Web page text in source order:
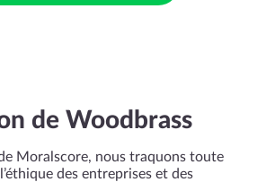
de Woodbrass
Moralscore, nous traquons toute
des entreprises et des